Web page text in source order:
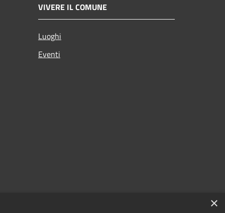
VIVERE IL COMUNE
Luoghi
Eventi
×